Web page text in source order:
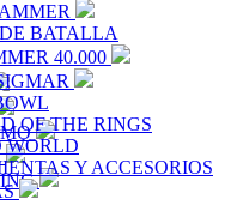
BATALLA
40.000
OF THE RINGS
WORLD
Y ACCESORIOS